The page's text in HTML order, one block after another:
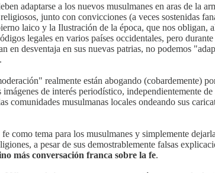
adaptarse a los nuevos musulmanes en aras de
junto con convicciones (a veces sostenidas
laico y la Ilustración de la época, que nos
legales en varios países occidentales, pero
en desventaja en sus nuevas patrias, no podemos
.
realmente están abogando (cobardemente)
de interés periodístico, independientemente de
comunidades musulmanas locales ondeando sus
como tema para los musulmanes y simplemente
a pesar de sus demostrablemente falsas
más conversación franca sobre la fe.